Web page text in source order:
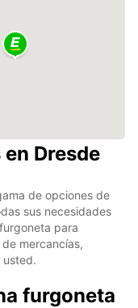
Dresde
de opciones de
sus necesidades
para
mercancías,
usted.
furgoneta